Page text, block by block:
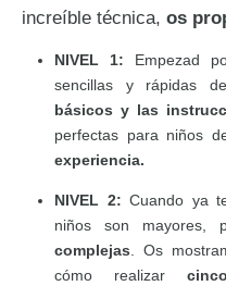
increíble técnica, os
NIVEL 1: Empezad
sencillas y rápidas
básicos y las
perfectas para niños
experiencia.
NIVEL 2: Cuando ya
niños son mayores,
complejas. Os
cómo realizar